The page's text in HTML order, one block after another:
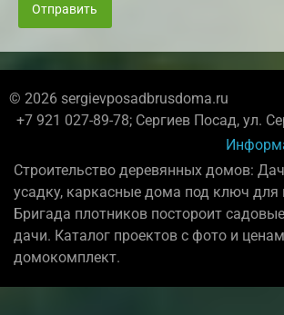
Отправить
© 2026 sergievposadbrusdoma.ru
+7 921 027-89-78; Сергиев Посад, ул.
Строительство деревянных домов:
усадку, каркасные дома под ключ
Бригада плотников постороит
дачи. Каталог проектов с фото и
домокомплект.